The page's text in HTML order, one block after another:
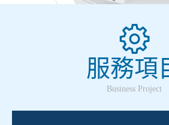
服務項
Business Project